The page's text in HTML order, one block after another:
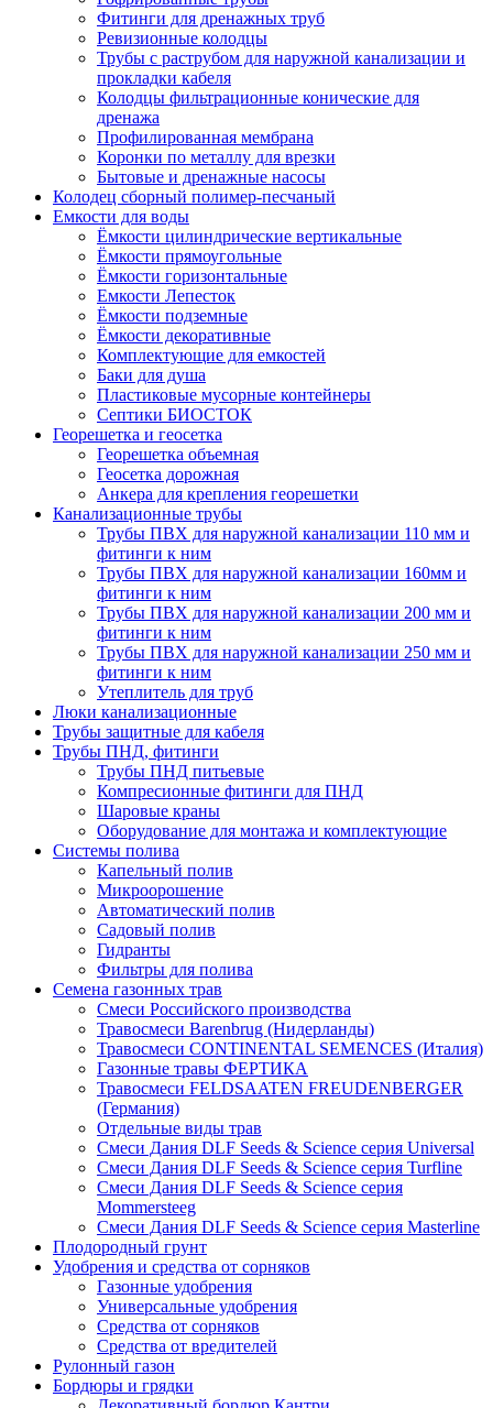
Фитинги для дренажных труб
Ревизионные колодцы
Трубы с раструбом для наружной канализации и
прокладки кабеля
Колодцы фильтрационные конические для
дренажа
Профилированная мембрана
Коронки по металлу для врезки
Бытовые и дренажные насосы
Колодец сборный полимер-песчаный
Емкости для воды
Ёмкости цилиндрические вертикальные
Ёмкости прямоугольные
Ёмкости горизонтальные
Емкости Лепесток
Ёмкости подземные
Ёмкости декоративные
Комплектующие для емкостей
Баки для душа
Пластиковые мусорные контейнеры
Септики БИОСТОК
Георешетка и геосетка
Георешетка объемная
Геосетка дорожная
Анкера для крепления георешетки
Канализационные трубы
Трубы ПВХ для наружной канализации 110 мм и
фитинги к ним
Трубы ПВХ для наружной канализации 160мм и
фитинги к ним
Трубы ПВХ для наружной канализации 200 мм и
фитинги к ним
Трубы ПВХ для наружной канализации 250 мм и
фитинги к ним
Утеплитель для труб
Люки канализационные
Трубы защитные для кабеля
Трубы ПНД, фитинги
Трубы ПНД питьевые
Компресионные фитинги для ПНД
Шаровые краны
Оборудование для монтажа и комплектующие
Системы полива
Капельный полив
Микроорошение
Автоматический полив
Садовый полив
Гидранты
Фильтры для полива
Семена газонных трав
Смеси Российского производства
Травосмеси Barenbrug (Нидерланды)
Травосмеси CONTINENTAL SEMENCES (Италия)
Газонные травы ФЕРТИКА
Травосмеси FELDSAATEN FREUDENBERGER
(Германия)
Отдельные виды трав
Смеси Дания DLF Seeds & Sciеnce серия Universal
Смеси Дания DLF Seeds & Sciеnce серия Turfline
Смеси Дания DLF Seeds & Sciеnce серия
Mommersteeg
Смеси Дания DLF Seeds & Sciеnce серия Masterline
Плодородный грунт
Удобрения и средства от сорняков
Газонные удобрения
Универсальные удобрения
Средства от сорняков
Средства от вредителей
Рулонный газон
Бордюры и грядки